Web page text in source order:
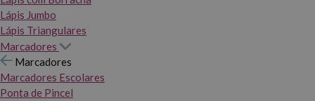
Lápis Jumbo
Lápis Triangulares
Marcadores
Marcadores
Marcadores Escolares
Ponta de Pincel